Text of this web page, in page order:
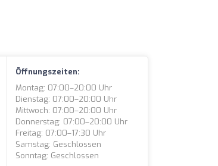
Öffnungszeiten:
Montag: 07:00–20:00 Uhr
Dienstag: 07:00–20:00 Uhr
Mittwoch: 07:00–20:00 Uhr
Donnerstag: 07:00–20:00 Uhr
Freitag: 07:00–17:30 Uhr
Samstag: Geschlossen
Sonntag: Geschlossen